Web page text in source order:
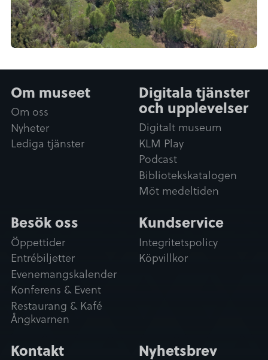
Om museet
Om oss
Nyheter
Lediga tjänster
Digitala tjänster
och upplevelser
Digitalt museum
KLM Play
Podcast
Bibliotekskatalogen
Möt medeltiden
Besök oss
Öppettider
Entrébiljetter
Evenemangskalender
Konferens & Event
Restaurang & Kafé
Ångkvarnen
Kundservice
Integritetspolicy
Köpvillkor
Kontakt Nyhetsbrev